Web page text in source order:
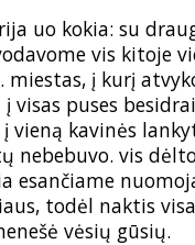
uo kokia: su
vis kitoje
miestas, į kurį
visas puses
vieną kavinės
nebebuvo. vis
esančiame
todėl naktis
vėsių gūsių.